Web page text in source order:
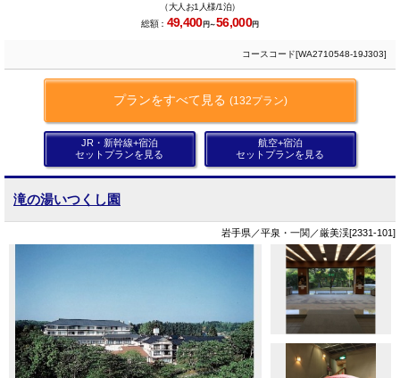
（大人お1人様/1泊）
総額： 49,400円～56,000円
コースコード[WA2710548-19J303]
プランをすべて見る (132プラン)
JR・新幹線+宿泊
セットプランを見る
航空+宿泊
セットプランを見る
滝の湯いつくし園
岩手県／平泉・一関／厳美渓[2331-101]